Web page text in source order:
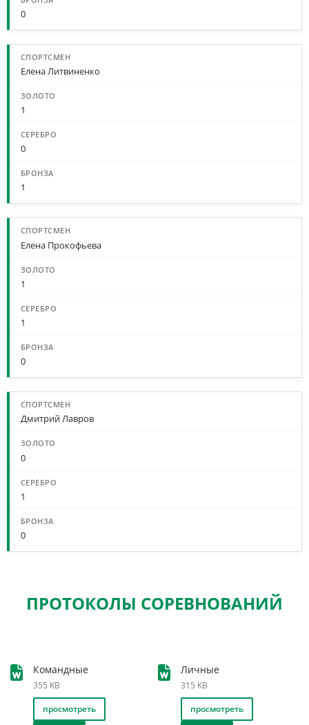
0
Елена Литвиненко
1
0
1
Елена Прокофьева
1
1
0
Дмитрий Лавров
0
1
0
ПРОТОКОЛЫ СОРЕВНОВАНИЙ
Командные
355 KB
просмотреть
Личные
315 KB
просмотреть